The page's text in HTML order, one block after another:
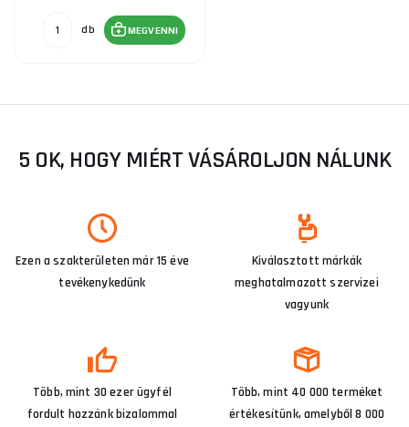
db MEGVENNI
5 OK, HOGY MIÉRT VÁSÁROLJON NÁLUNK
Ezen a szakterületen már 15 éve
tevékenykedünk
Kiválasztott márkák
meghatalmazott szervizei
vagyunk
Több, mint 30 ezer ügyfél
fordult hozzánk bizalommal
Több, mint 40 000 terméket
értékesítünk, amelyből 8 000